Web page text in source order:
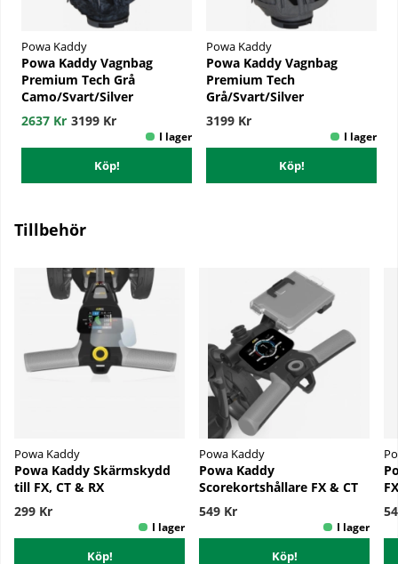
Powa Kaddy
Powa Kaddy Vagnbag
Premium Tech Grå
Camo/Svart/Silver
2637 Kr 3199 Kr
Köp!
Powa Kaddy
Powa Kaddy Vagnbag
Premium Tech
Grå/Svart/Silver
3199 Kr
Köp!
Tillbehör
Powa Kaddy
Powa Kaddy Skärmskydd
till FX, CT & RX
299 Kr
Köp!
Powa Kaddy
Powa Kaddy
Scorekortshållare FX & CT
549 Kr
Köp!